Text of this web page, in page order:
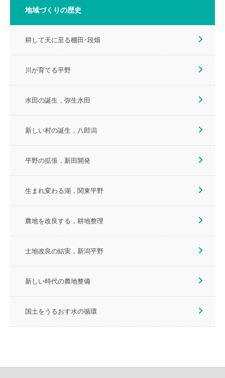
地域づくりの歴史
耕して天に至る棚田･段畑
川が育てる平野
水田の誕生，弥生水田
新しい村の誕生，八郎潟
平野の拡張，新田開発
生まれ変わる湖，関東平野
農地を改良する，耕地整理
土地改良の結実，新潟平野
新しい時代の農地整備
国土をうるおす水の循環